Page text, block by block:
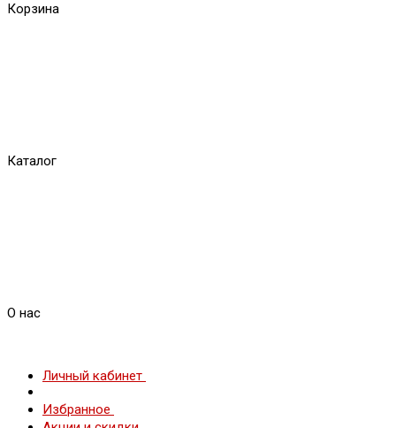
Корзина
Каталог
О нас
Личный кабинет
Избранное